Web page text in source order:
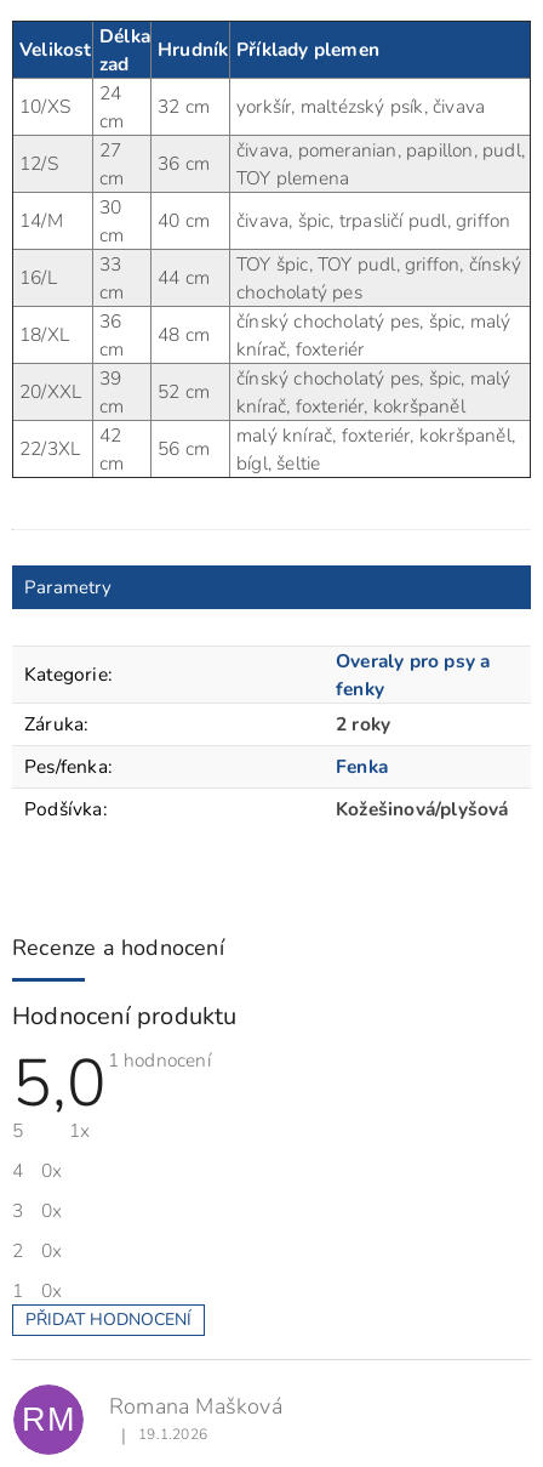
Velikost
Délka
zad
Hrudník Příklady plemen
10/XS
24
cm
32 cm yorkšír, maltézský psík, čivava
12/S
27
cm
36 cm
čivava, pomeranian, papillon, pudl,
TOY plemena
14/M
30
cm
40 cm čivava, špic, trpasličí pudl, griffon
16/L
33
cm
44 cm
TOY špic, TOY pudl, griffon, čínský
chocholatý pes
18/XL
36
cm
48 cm
čínský chocholatý pes, špic, malý
knírač, foxteriér
20/XXL
39
cm
52 cm
čínský chocholatý pes, špic, malý
knírač, foxteriér, kokršpaněl
22/3XL
42
cm
56 cm
malý knírač, foxteriér, kokršpaněl,
bígl, šeltie
Parametry
Kategorie:
Overaly pro psy a
fenky
Záruka:
2 roky
Pes/fenka:
Fenka
Podšívka: Kožešinová/plyšová
Recenze a hodnocení
Hodnocení produktu
5,0 Průměrné
1 hodnocení
5
1x
4
0x
3
0x
2
0x
1
0x
PŘIDAT HODNOCENÍ
V
ý
p
i
sRM Romana Mašková
Hodnocení produktu je 5 z 5 hvězdiček.
| 19.1.2026